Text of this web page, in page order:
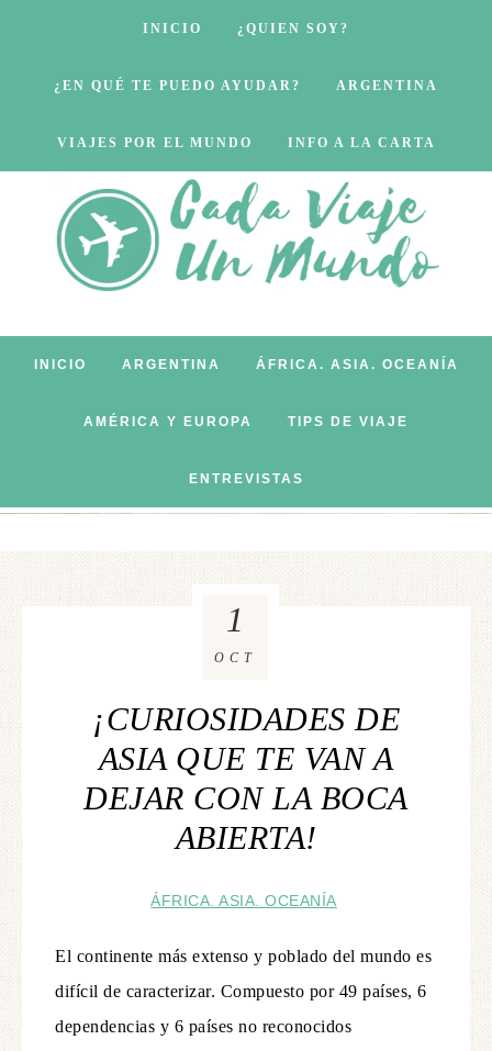
INICIO ¿QUIEN SOY?
¿EN QUÉ TE PUEDO AYUDAR? ARGENTINA
VIAJES POR EL MUNDO INFO A LA CARTA
INICIO ARGENTINA ÁFRICA. ASIA. OCEANÍA
AMÉRICA Y EUROPA TIPS DE VIAJE
ENTREVISTAS
¡CURIOSIDADES DE
ASIA QUE TE VAN A
DEJAR CON LA BOCA
ABIERTA!
ÁFRICA. ASIA. OCEANÍA
1
OCT
El continente más extenso y poblado del mundo es
difícil de caracterizar. Compuesto por 49 países, 6
dependencias y 6 países no reconocidos